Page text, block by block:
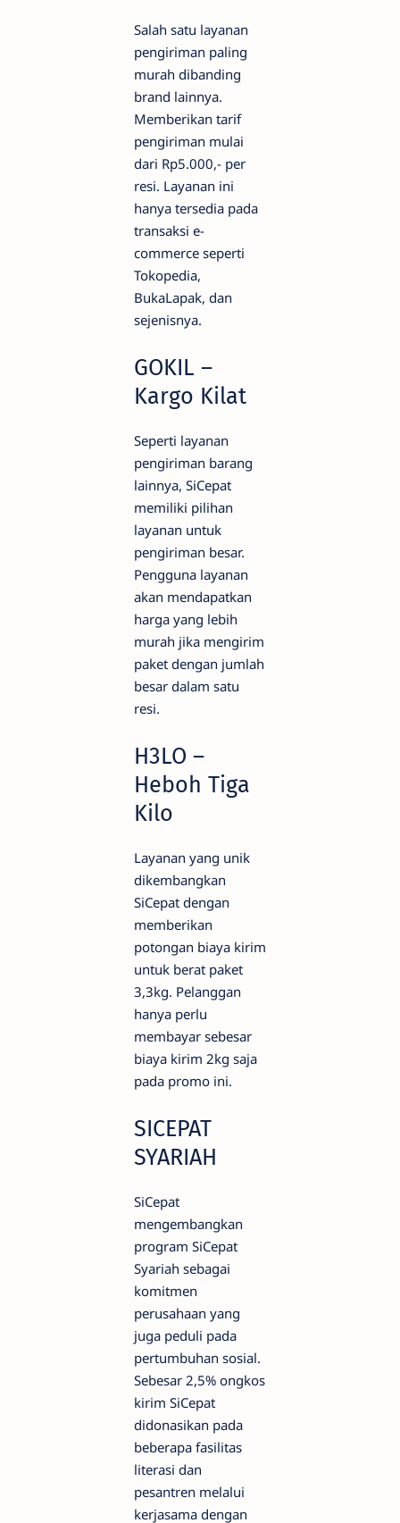
Salah satu layanan
pengiriman paling
murah dibanding
brand lainnya.
Memberikan tarif
pengiriman mulai
dari Rp5.000,- per
resi. Layanan ini
hanya tersedia pada
transaksi e-
commerce seperti
Tokopedia,
BukaLapak, dan
sejenisnya.
GOKIL –
Kargo Kilat
Seperti layanan
pengiriman barang
lainnya, SiCepat
memiliki pilihan
layanan untuk
pengiriman besar.
Pengguna layanan
akan mendapatkan
harga yang lebih
murah jika mengirim
paket dengan jumlah
besar dalam satu
resi.
H3LO –
Heboh Tiga
Kilo
Layanan yang unik
dikembangkan
SiCepat dengan
memberikan
potongan biaya kirim
untuk berat paket
3,3kg. Pelanggan
hanya perlu
membayar sebesar
biaya kirim 2kg saja
pada promo ini.
SICEPAT
SYARIAH
SiCepat
mengembangkan
program SiCepat
Syariah sebagai
komitmen
perusahaan yang
juga peduli pada
pertumbuhan sosial.
Sebesar 2,5% ongkos
kirim SiCepat
didonasikan pada
beberapa fasilitas
literasi dan
pesantren melalui
kerjasama dengan